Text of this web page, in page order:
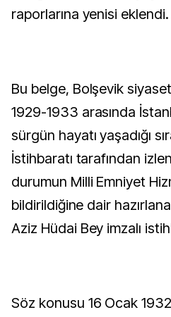
raporlarına yenisi eklendi.
Bu belge, Bolşevik
1929-1933 arasında
sürgün hayatı yaşadığı
İstihbaratı tarafından
durumun Milli Emniyet
bildirildiğine dair
Aziz Hüdai Bey imzalı
Söz konusu 16 Ocak